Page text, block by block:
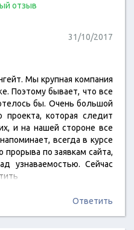
отзыв
31/10/2017
Мы крупная компания
Поэтому бывает, что все
бы. Очень большой
которая следит
и на нашей стороне все
всегда в курсе
прорыва по заявкам сайта,
узнаваемостью. Сейчас
Ответить